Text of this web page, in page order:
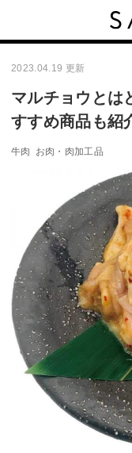
2023.04.19 更新
マルチョウとは
すすめ商品も紹
牛肉 お肉・肉加工品